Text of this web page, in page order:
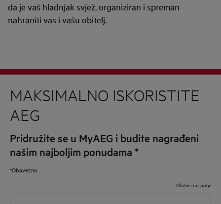
da je vaš hladnjak svjež, organiziran i spreman
nahraniti vas i vašu obitelj.
MAKSIMALNO ISKORISTITE
AEG
Pridružite se u MyAEG i budite nagrađeni
našim najboljim ponudama *
*Obavezno
Obavezno polje